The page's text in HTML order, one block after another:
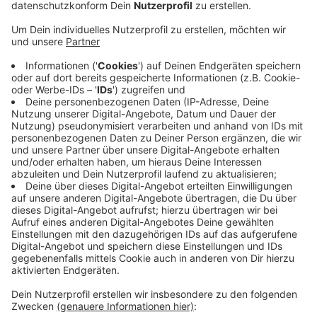
Mittwoch, 10.06.2020 13:09
Durch Arbeitslosigkeit und Kita-Schließung während
der Corona-Kirse hatten viele Probleme, sich und ihre
Familie mit Lebensmitteln zu versorgen. Mit den
Spenden konnten jetzt insgesamt 1.500 Kinder und
900 Erwachsene in Bonn und der Region unterstützt
werden. Caritas und Diakonie bedanken sich bei allen,
die gespendet haben, bitten aber weiterhin um
Spenden, damit Menschen in Not auch weiter versorgt
werden können.
WD
Anzeige